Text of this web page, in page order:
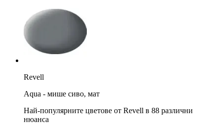
Revell
Aqua - мише сиво, мат
Най-популярните цветове от Revell в 88 различни
нюанса